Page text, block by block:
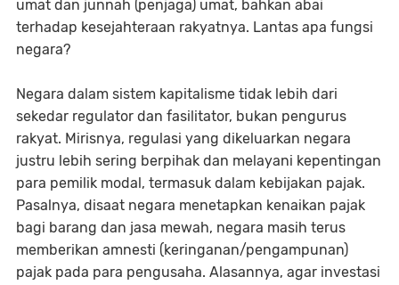
umat dan junnah (penjaga) umat, bahkan abai
terhadap kesejahteraan rakyatnya. Lantas apa fungsi
negara?
Negara dalam sistem kapitalisme tidak lebih dari
sekedar regulator dan fasilitator, bukan pengurus
rakyat. Mirisnya, regulasi yang dikeluarkan negara
justru lebih sering berpihak dan melayani kepentingan
para pemilik modal, termasuk dalam kebijakan pajak.
Pasalnya, disaat negara menetapkan kenaikan pajak
bagi barang dan jasa mewah, negara masih terus
memberikan amnesti (keringanan/pengampunan)
pajak pada para pengusaha. Alasannya, agar investasi